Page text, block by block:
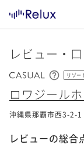
レビュー・
リゾー
ロワジール
沖縄県那覇市西3-2-1
レビューの総合